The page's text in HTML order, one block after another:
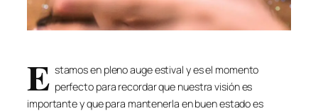
E stamos en pleno auge estival y es el momento
perfecto para recordar que nuestra visión es
importante y que para mantenerla en buen estado es